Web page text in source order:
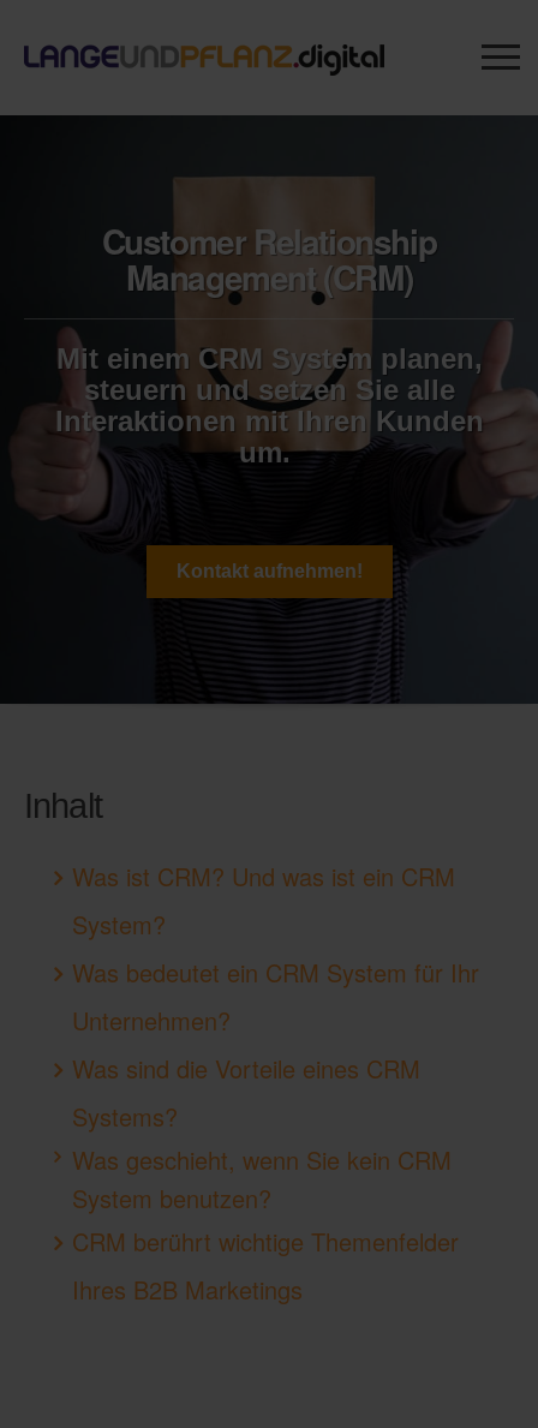
Customer Relationship
Management (CRM)
Mit einem CRM System planen,
steuern und setzen Sie alle
Interaktionen mit Ihren Kunden
um.
Kontakt aufnehmen!
Inhalt
Was ist CRM? Und was ist ein CRM
System?
Was bedeutet ein CRM System für Ihr
Unternehmen?
Was sind die Vorteile eines CRM
Systems?
Was geschieht, wenn Sie kein CRM
System benutzen?
CRM berührt wichtige Themenfelder
Ihres B2B Marketings